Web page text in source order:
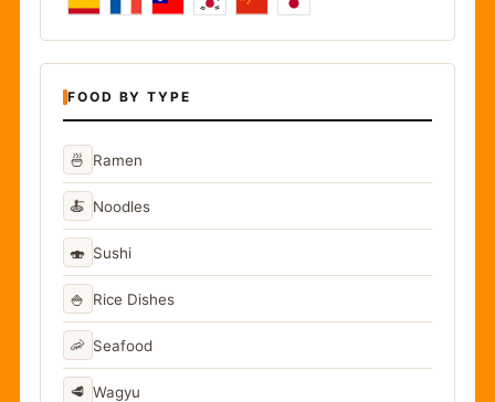
FOOD BY TYPE
🍜 Ramen
🍝 Noodles
🍣 Sushi
🍚 Rice Dishes
🦐 Seafood
🥩 Wagyu